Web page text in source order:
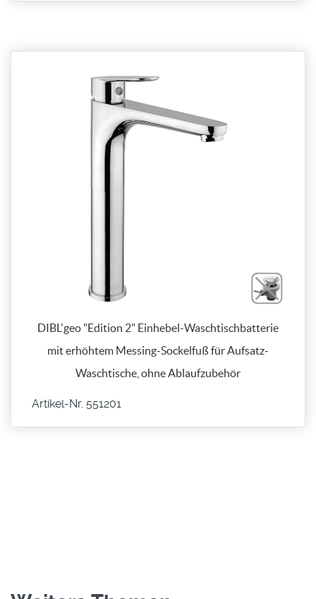
DIBL'geo "Edition 2" Einhebel-Waschtischbatterie
mit erhöhtem Messing-Sockelfuß für Aufsatz-
Waschtische, ohne Ablaufzubehör
Artikel-Nr. 551201